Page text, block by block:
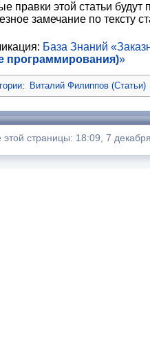
правки этой статьи
замечание по тексту
База Знаний
программирования)»
: Виталий Филиппов (Статьи)
страницы: 18:09, 7